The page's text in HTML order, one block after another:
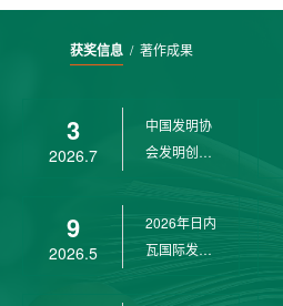
获奖信息/ 著作成果
3
2026.7
中国发明协
会发明创业
9
2026.5
2026年日内
瓦国际发明